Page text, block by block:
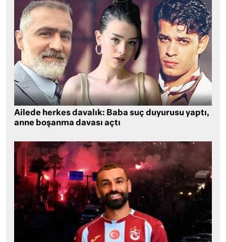
Ailede herkes davalık: Baba suç duyurusu yaptı,
anne boşanma davası açtı